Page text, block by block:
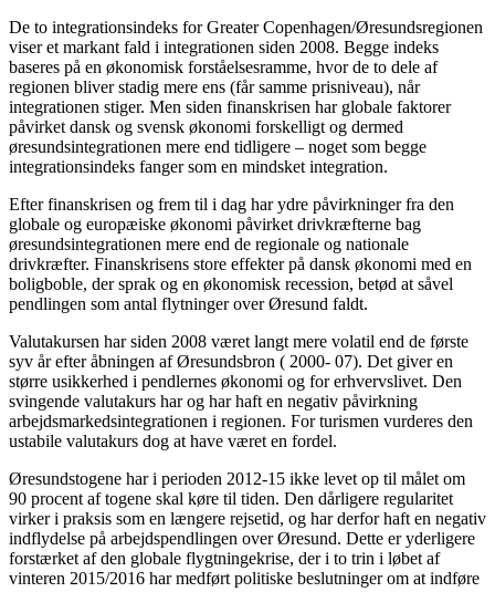
De to integrationsindeks for Greater Copenhagen/Øresundsregionen
viser et markant fald i integrationen siden 2008. Begge indeks
baseres på en økonomisk forståelsesramme, hvor de to dele af
regionen bliver stadig mere ens (får samme prisniveau), når
integrationen stiger. Men siden finanskrisen har globale faktorer
påvirket dansk og svensk økonomi forskelligt og dermed
øresundsintegrationen mere end tidligere – noget som begge
integrationsindeks fanger som en mindsket integration.
Efter finanskrisen og frem til i dag har ydre påvirkninger fra den
globale og europæiske økonomi påvirket drivkræfterne bag
øresundsintegrationen mere end de regionale og nationale
drivkræfter. Finanskrisens store effekter på dansk økonomi med en
boligboble, der sprak og en økonomisk recession, betød at såvel
pendlingen som antal flytninger over Øresund faldt.
Valutakursen har siden 2008 været langt mere volatil end de første
syv år efter åbningen af Øresundsbron ( 2000- 07). Det giver en
større usikkerhed i pendlernes økonomi og for erhvervslivet. Den
svingende valutakurs har og har haft en negativ påvirkning
arbejdsmarkedsintegrationen i regionen. For turismen vurderes den
ustabile valutakurs dog at have været en fordel.
Øresundstogene har i perioden 2012-15 ikke levet op til målet om
90 procent af togene skal køre til tiden. Den dårligere regularitet
virker i praksis som en længere rejsetid, og har derfor haft en negativ
indflydelse på arbejdspendlingen over Øresund. Dette er yderligere
forstærket af den globale flygtningekrise, der i to trin i løbet af
vinteren 2015/2016 har medført politiske beslutninger om at indføre